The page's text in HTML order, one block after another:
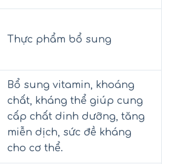
Thực phẩm bổ sung
Bổ sung vitamin, khoáng
chất, kháng thể giúp cung
cấp chất dinh dưỡng, tăng
miễn dịch, sức đề kháng
cho cơ thể.